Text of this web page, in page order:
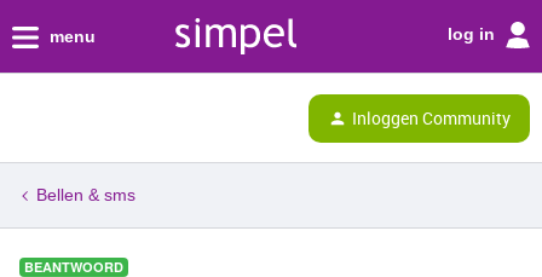
menu log in
Inloggen Community
Bellen & sms
BEANTWOORD